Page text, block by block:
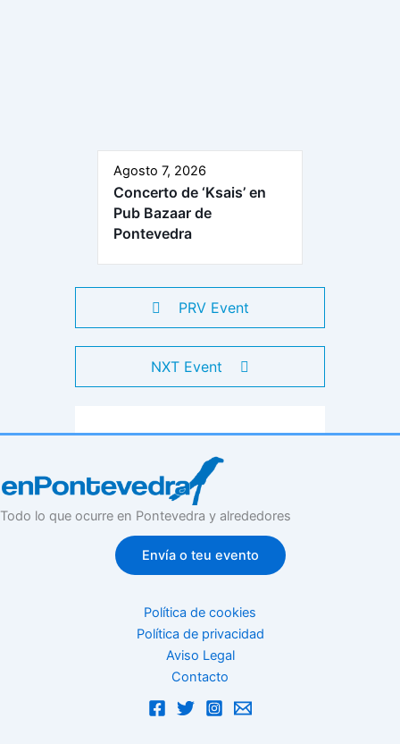
Agosto 7, 2026
Concerto de ‘Ksais’ en
Pub Bazaar de
Pontevedra
PRV Event
NXT Event
Todo lo que ocurre en Pontevedra y alrededores
Envía o teu evento
Política de cookies
Política de privacidad
Aviso Legal
Contacto